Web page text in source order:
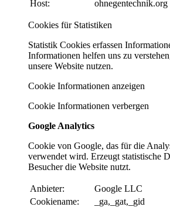
Host:
ohnegentechnik.org
Cookies für Statistiken
Statistik Cookies erfassen
Informationen helfen uns zu
unsere Website nutzen.
Cookie Informationen anzeigen
Cookie Informationen verbergen
Google Analytics
Cookie von Google, das für die
verwendet wird. Erzeugt statistische
Besucher die Website nutzt.
Anbieter:
Google LLC
Cookiename:
_ga,_gat,_gid